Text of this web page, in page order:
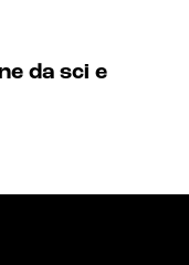
da sci e